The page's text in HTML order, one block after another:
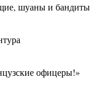
шуаны и бандиты
офицеры!»